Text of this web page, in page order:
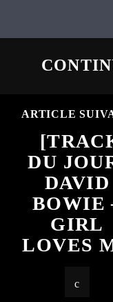
ARTICLE
DU
DAVID
BOWIE
GIRL
LOVES